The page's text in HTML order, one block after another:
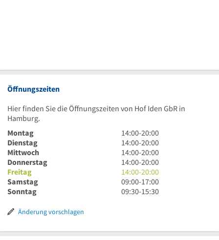
Öffnungszeiten
Hier finden Sie die Öffnungszeiten von Hof Iden GbR in
Hamburg.
Montag
14
Uhr
bis
20
Uhr
14:00-20:00
Dienstag
14
Uhr
bis
20
Uhr
14:00-20:00
Mittwoch
14
Uhr
bis
20
Uhr
14:00-20:00
Donnerstag
14
Uhr
bis
20
14:00-20:00
Freitag
14
Uhr
bis
14:00-20:00
Samstag
9
Uhr
09:00-17:00
Sonntag
9
15
09:30-15:30
Änderung vorschlagen